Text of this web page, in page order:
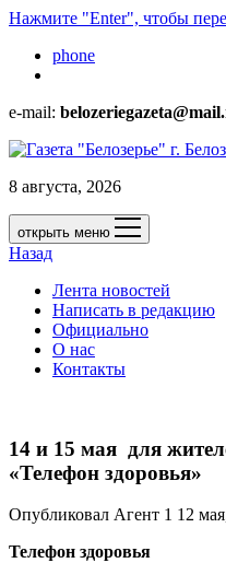
Нажмите "Enter", чтобы
phone
e-mail:
8 августа, 2026
открыть меню
Назад
Лента новостей
Написать в редакцию
Официально
О нас
Контакты
14 и 15 мая для
«Телефон здоровья»
Опубликовал Агент 1 12
Телефон здоровья